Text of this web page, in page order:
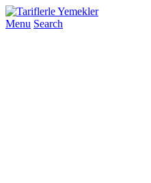
Menu Search